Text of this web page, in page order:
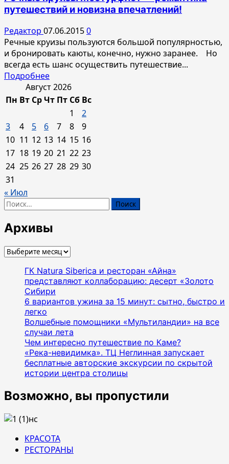
круизы
незабываемый
отдых!
путешествий и новизна впечатлений!
Редактор 07.06.20150
Речные круизы пользуются большой популярностью,
и бронировать каюты, конечно, нужно заранее. Но
всегда есть шанс осуществить путешествие...
ПодробнееПрочитать
больше
о
Речные
Мостурфлот
—
романтика
путешествий
впечатлений!
Август 2026
Пн Вт СрЧт Пт Сб Вс
1
2
3
4 5 6 7 8
9
10 11 12 13 14 15 16
17 18 19 20 21 22 23
24 25 26 27 28 29 30
31
« Июл
Найти:
Архивы
Архивы
ГК Natura Siberica и ресторан «Айна»
представляют коллаборацию: десерт «Золото
Сибири
6 вариантов ужина за 15 минут: сытно, быстро и
легко
Волшебные помощники «Мультиландии» на все
случаи лета
Чем интересно путешествие по Каме?
«Река-невидимка». ТЦ Неглинная запускает
бесплатные авторские экскурсии по скрытой
истории центра столицы
Возможно, вы пропустили
КРАСОТА
РЕСТОРАНЫ